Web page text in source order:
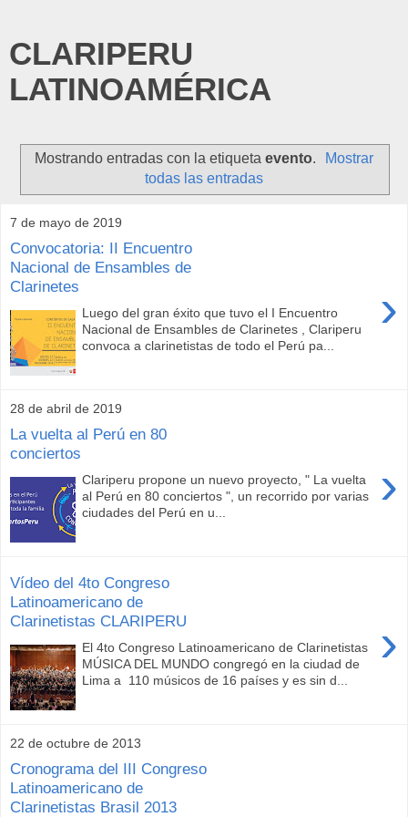
CLARIPERU
LATINOAMÉRICA
Mostrando entradas con la etiqueta evento.
Mostrar
todas las entradas
7 de mayo de 2019
Convocatoria: II Encuentro
Nacional de Ensambles de
Clarinetes
›
Luego del gran éxito que tuvo el I Encuentro
Nacional de Ensambles de Clarinetes , Clariperu
convoca a clarinetistas de todo el Perú pa...
28 de abril de 2019
La vuelta al Perú en 80
conciertos
›
Clariperu propone un nuevo proyecto, " La vuelta
al Perú en 80 conciertos ", un recorrido por varias
ciudades del Perú en u...
Vídeo del 4to Congreso
Latinoamericano de
Clarinetistas CLARIPERU
›
El 4to Congreso Latinoamericano de Clarinetistas
MÚSICA DEL MUNDO congregó en la ciudad de
Lima a 110 músicos de 16 países y es sin d...
22 de octubre de 2013
Cronograma del III Congreso
Latinoamericano de
Clarinetistas Brasil 2013